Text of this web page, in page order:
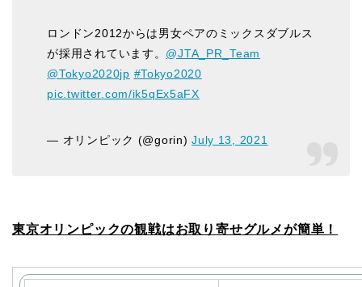
ロンドン2012からは男女ペアのミックスダブルス
が採用されています。 @JTA_PR_Team
@Tokyo2020jp #Tokyo2020
pic.twitter.com/ik5qEx5aFX
— オリンピック (@gorin)July 13, 2021
東京オリンピックの観戦はお取り寄せグルメが簡単！